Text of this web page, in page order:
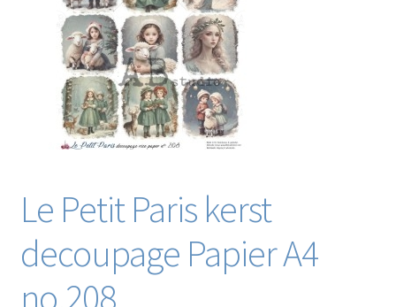
Over mij
Contact
Le Petit Paris kerst
decoupage Papier A4
no.208